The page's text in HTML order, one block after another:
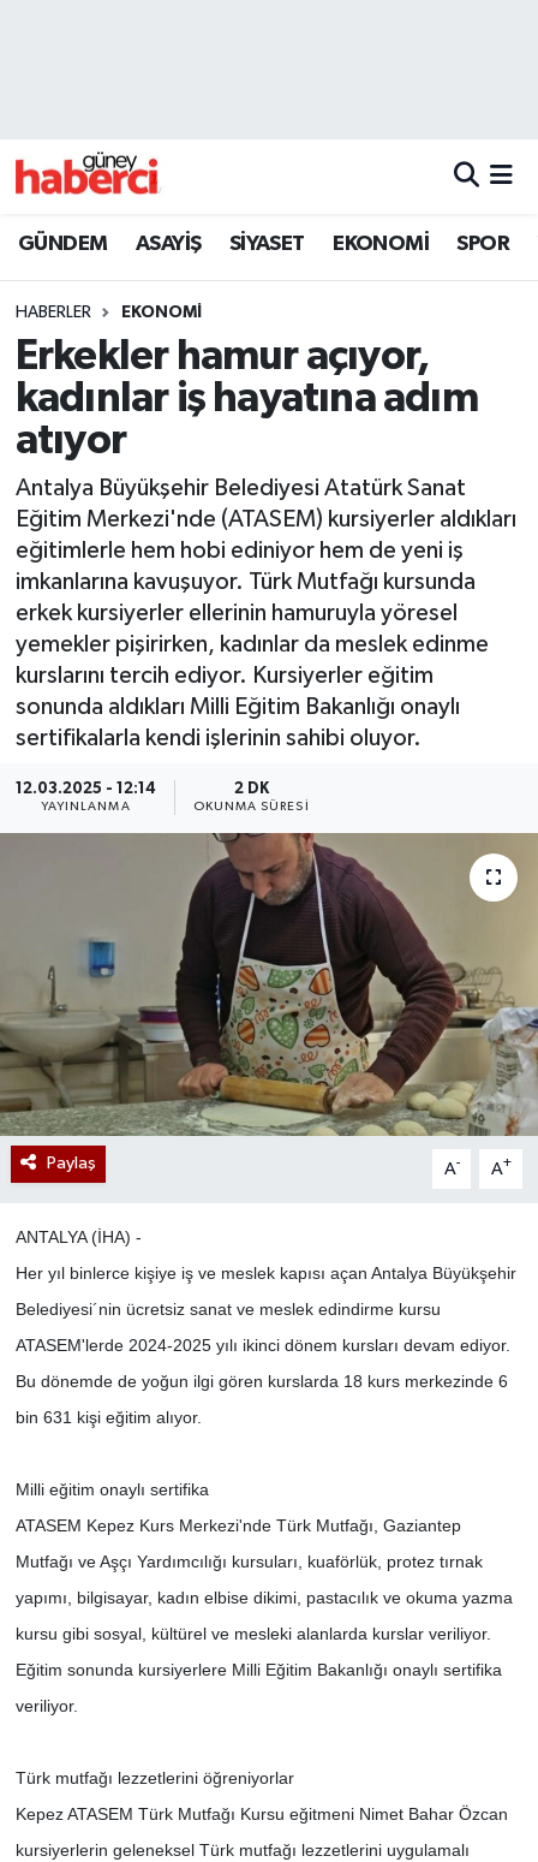
GÜNDEM ASAYİŞ SİYASET EKONOMİ SPOR
HABERLER EKONOMİ
Erkekler hamur açıyor,
kadınlar iş hayatına adım
atıyor
Antalya Büyükşehir Belediyesi Atatürk Sanat
Eğitim Merkezi'nde (ATASEM) kursiyerler aldıkları
eğitimlerle hem hobi ediniyor hem de yeni iş
imkanlarına kavuşuyor. Türk Mutfağı kursunda
erkek kursiyerler ellerinin hamuruyla yöresel
yemekler pişirirken, kadınlar da meslek edinme
kurslarını tercih ediyor. Kursiyerler eğitim
sonunda aldıkları Milli Eğitim Bakanlığı onaylı
sertifikalarla kendi işlerinin sahibi oluyor.
12.03.2025 - 12:14
YAYINLANMA
2 DK
OKUNMA SÜRESI
Paylaş A- A+
ANTALYA (İHA) -
Her yıl binlerce kişiye iş ve meslek kapısı açan Antalya Büyükşehir
Belediyesi´nin ücretsiz sanat ve meslek edindirme kursu
ATASEM'lerde 2024-2025 yılı ikinci dönem kursları devam ediyor.
Bu dönemde de yoğun ilgi gören kurslarda 18 kurs merkezinde 6
bin 631 kişi eğitim alıyor.
Milli eğitim onaylı sertifika
ATASEM Kepez Kurs Merkezi'nde Türk Mutfağı, Gaziantep
Mutfağı ve Aşçı Yardımcılığı kursuları, kuaförlük, protez tırnak
yapımı, bilgisayar, kadın elbise dikimi, pastacılık ve okuma yazma
kursu gibi sosyal, kültürel ve mesleki alanlarda kurslar veriliyor.
Eğitim sonunda kursiyerlere Milli Eğitim Bakanlığı onaylı sertifika
veriliyor.
Türk mutfağı lezzetlerini öğreniyorlar
Kepez ATASEM Türk Mutfağı Kursu eğitmeni Nimet Bahar Özcan
kursiyerlerin geleneksel Türk mutfağı lezzetlerini uygulamalı
Beyoğlu Trafik Yoğunluk Haritası
Son Dakika Haberleri
Haber Arşivi